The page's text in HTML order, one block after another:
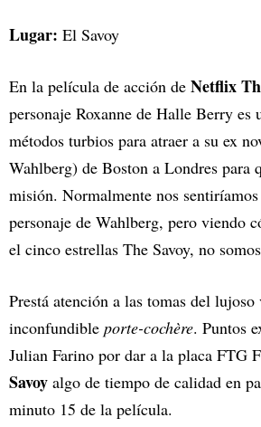
Lugar: El Savoy
En la película de acción de Netflix
personaje Roxanne de Halle Berry es
métodos turbios para atraer a su ex
Wahlberg) de Boston a Londres para
misión. Normalmente nos
personaje de Wahlberg, pero viendo
el cinco estrellas The Savoy, no
Prestá atención a las tomas del
inconfundible porte-cochère. Puntos
Julian Farino por dar a la placa FTG
Savoy algo de tiempo de calidad en
minuto 15 de la película.